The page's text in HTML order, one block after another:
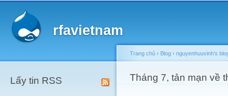
rfavietnam
Lấy tin RSS
You are here
Trang chủ › Blog › nguyenhuuvinh's
Tháng 7, tản mạn về